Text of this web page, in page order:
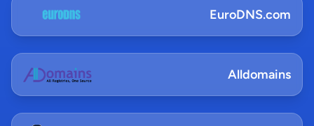
EuroDNS.com
Alldomains